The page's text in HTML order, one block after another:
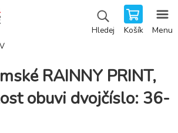
Hledej Košík Menu
RAINNY PRINT,
obuvi dvojčíslo: 36-